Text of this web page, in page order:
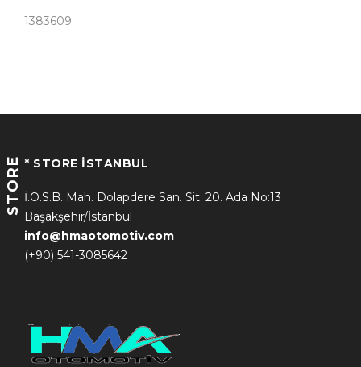
1383609
STORE * STORE İSTANBUL
İ.O.S.B. Mah. Dolapdere San. Sit. 20. Ada No:13
Başakşehir/İstanbul
info@hmaotomotiv.com
(+90) 541-3085642